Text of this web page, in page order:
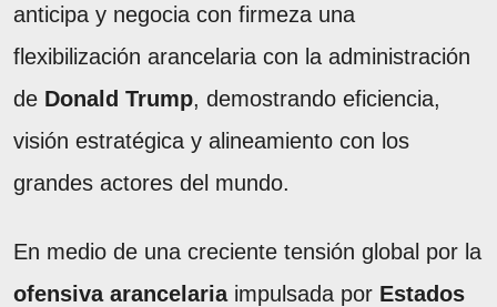
anticipa y negocia con firmeza una
flexibilización arancelaria con la administración
de Donald Trump, demostrando eficiencia,
visión estratégica y alineamiento con los
grandes actores del mundo.
En medio de una creciente tensión global por la
ofensiva arancelariaimpulsada por Estados